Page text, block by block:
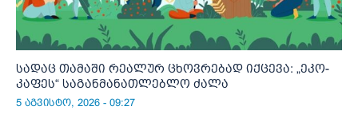
სადაც თამაში რეალურ ცხოვრებად იქცევა: „ეკო-
კაფეს“ საგანმანათლებლო ძალა
5 აგვისტო, 2026 - 09:27